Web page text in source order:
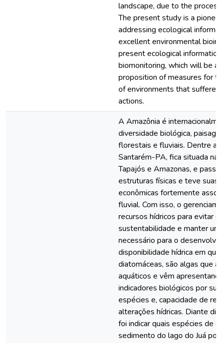
landscape, due to the
The present study is a
addressing ecological
excellent environmental
present ecological
biomonitoring, which will be
proposition of measures for
of environments that
actions.
A Amazônia é
diversidade biológica,
florestais e fluviais. Dentre
Santarém-PA, fica situada na
Tapajós e Amazonas, e
estruturas físicas e teve suas
econômicas fortemente
fluvial. Com isso, o
recursos hídricos para evitar
sustentabilidade e manter
necessário para o
disponibilidade hídrica em
diatomáceas, são algas que
aquáticos e vêm
indicadores biológicos por
espécies e, capacidade de
alterações hídricas. Diante
foi indicar quais espécies de
sedimento do lago do Juá